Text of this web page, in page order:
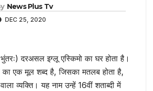
News Plus Tv
DEC 25, 2020
दरअसल इग्लू एस्किमो का घर होता है।
का एक मूल शब्द है, जिसका मतलब होता है,
व्यक्ति। यह नाम उन्हें 16वीं शताब्दी में